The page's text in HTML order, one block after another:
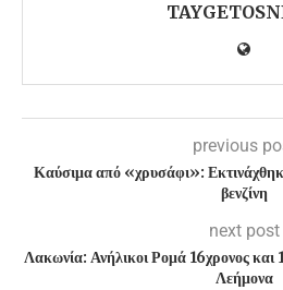
previous
Καύσιμα από «χρυσάφι»:
βενζίνη
next post
Λακωνία: Ανήλικοι Ρομά 16χρονος και
Λεήμονα